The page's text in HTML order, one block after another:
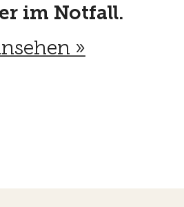
im Notfall.
»